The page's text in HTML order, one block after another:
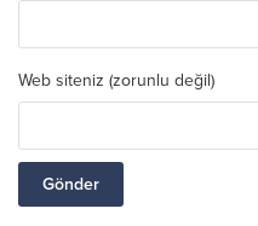
Web siteniz (zorunlu değil)